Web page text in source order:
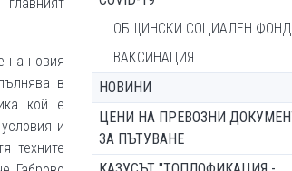
на новия
в
кой е
и
техните
ОБЩИНСКИ СОЦИАЛЕН ФОНД
ВАКСИНАЦИЯ
НОВИНИ
ЦЕНИ НА ПРЕВОЗНИ
ЗА ПЪТУВАНЕ